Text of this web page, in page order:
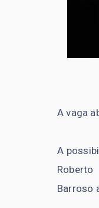
A vaga
A
Barroso